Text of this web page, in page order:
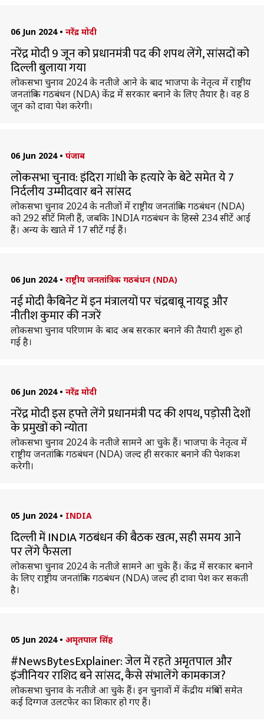
06 Jun 2024 • नरेंद्र मोदी
नरेंद्र मोदी 9 जून को प्रधानमंत्री पद की शपथ लेंगे, सांसदों को
दिल्ली बुलाया गया
लोकसभा चुनाव 2024 के नतीजे आने के बाद भाजपा के नेतृत्व में राष्ट्रीय
जनतांत्रिक गठबंधन (NDA) केंद्र में सरकार बनाने के लिए तैयार है। वह 8
जून को दावा पेश करेगी।
06 Jun 2024 • पंजाब
लोकसभा चुनाव: इंदिरा गांधी के हत्यारे के बेटे समेत ये 7
निर्दलीय उम्मीदवार बने सांसद
लोकसभा चुनाव 2024 के नतीजों में राष्ट्रीय जनतांत्रिक गठबंधन (NDA)
को 292 सीटें मिली हैं, जबकि INDIA गठबंधन के हिस्से 234 सीटें आई
हैं। अन्य के खाते में 17 सीटें गई हैं।
06 Jun 2024 • राष्ट्रीय जनतांत्रिक गठबंधन (NDA)
नई मोदी कैबिनेट में इन मंत्रालयों पर चंद्रबाबू नायडू और
नीतीश कुमार की नजरें
लोकसभा चुनाव परिणाम के बाद अब सरकार बनाने की तैयारी शुरू हो
गई है।
06 Jun 2024 • नरेंद्र मोदी
नरेंद्र मोदी इस हफ्ते लेंगे प्रधानमंत्री पद की शपथ, पड़ोसी देशों
के प्रमुखों को न्योता
लोकसभा चुनाव 2024 के नतीजे सामने आ चुके हैं। भाजपा के नेतृत्व में
राष्ट्रीय जनतांत्रिक गठबंधन (NDA) जल्द ही सरकार बनाने की पेशकश
करेगी।
05 Jun 2024 • INDIA
दिल्ली में INDIA गठबंधन की बैठक खत्म, सही समय आने
पर लेंगे फैसला
लोकसभा चुनाव 2024 के नतीजे सामने आ चुके हैं। केंद्र में सरकार बनाने
के लिए राष्ट्रीय जनतांत्रिक गठबंधन (NDA) जल्द ही दावा पेश कर सकती
है।
05 Jun 2024 • अमृतपाल सिंह
#NewsBytesExplainer: जेल में रहते अमृतपाल और
इंजीनियर राशिद बने सांसद, कैसे संभालेंगे कामकाज?
लोकसभा चुनाव के नतीजे आ चुके हैं। इन चुनावों में केंद्रीय मंत्रियों समेत
कई दिग्गज उलटफेर का शिकार हो गए हैं।